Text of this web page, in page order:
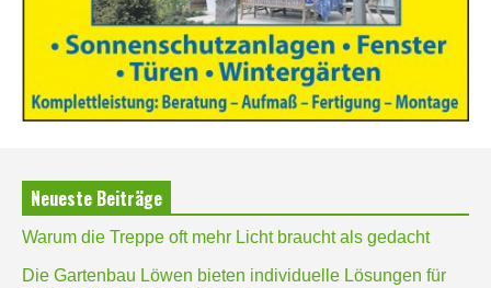
Neueste Beiträge
Warum die Treppe oft mehr Licht braucht als gedacht
Die Gartenbau Löwen bieten individuelle Lösungen für